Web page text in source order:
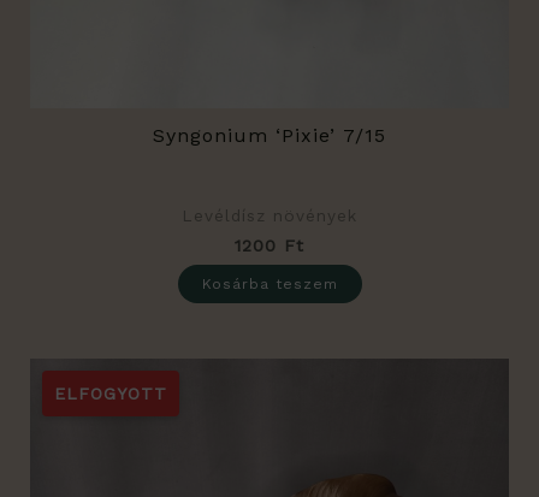
Syngonium ‘Pixie’ 7/15
Levéldísz növények
1200 Ft
Kosárba teszem
ELFOGYOTT